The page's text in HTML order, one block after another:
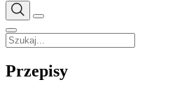
Przepisy